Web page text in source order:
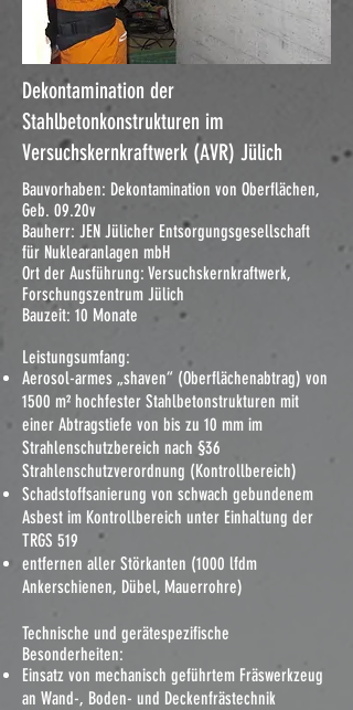
Dekontamination der
Stahlbetonkonstrukturen im
Versuchskernkraftwerk (AVR) Jülich
Bauvorhaben: Dekontamination von Oberflächen,
Geb. 09.20v
Bauherr: JEN Jülicher Entsorgungsgesellschaft
für Nuklearanlagen mbH
Ort der Ausführung: Versuchskernkraftwerk,
Forschungszentrum Jülich
Bauzeit: 10 Monate
Leistungsumfang:
Aerosol-armes „shaven“ (Oberflächenabtrag) von
1500 m² hochfester Stahlbetonstrukturen mit
einer Abtragstiefe von bis zu 10 mm im
Strahlenschutzbereich nach §36
Strahlenschutzverordnung (Kontrollbereich)
Schadstoffsanierung von schwach gebundenem
Asbest im Kontrollbereich unter Einhaltung der
TRGS 519
entfernen aller Störkanten (1000 lfdm
Ankerschienen, Dübel, Mauerrohre)
Technische und gerätespezifische
Besonderheiten:
Einsatz von mechanisch geführtem Fräswerkzeug
an Wand-, Boden- und Deckenfrästechnik